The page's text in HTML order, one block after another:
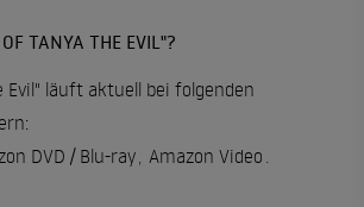
TANYA THE EVIL"?
Evil" läuft aktuell bei folgenden
DVD / Blu-ray Amazon Video